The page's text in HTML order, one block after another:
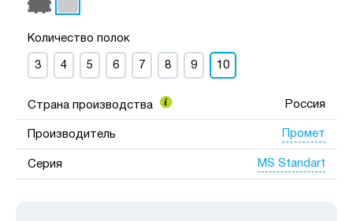
Количество полок
3 4 5 6 7 8 9 10
Страна производства Россия
Производитель Промет
Серия MS Standart